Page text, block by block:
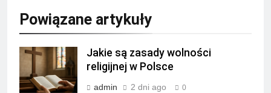
Powiązane artykuły
Jakie są zasady wolności
religijnej w Polsce
admin 2 dni ago 0